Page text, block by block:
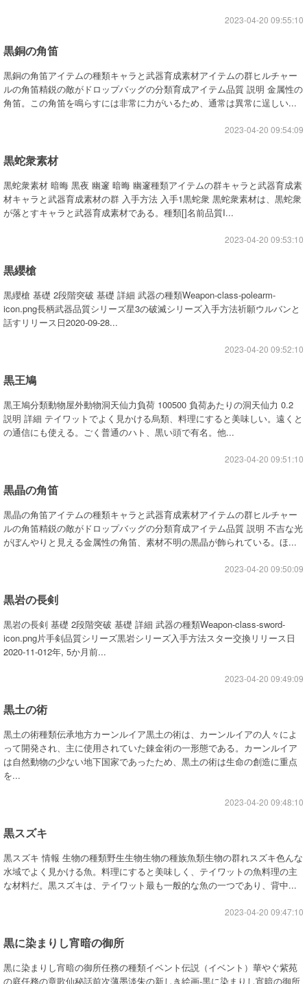
2023-04-20 09:55:10
黒銅の角笛
黒銅の角笛アイテムの種類キャラと武器育成素材アイテムの群ヒルチャー
ルの角笛精鋭の敵がドロップバッグの分類育成アイテム品質 説明 金属性の
角笛。この角笛を鳴らすには非常に力がいるため、通常は異常に逞しい...
2023-04-20 09:54:09
黒蛇衆素材
黒蛇衆素材 暗晦 黒夜 幽邃 暗晦 幽邃種類アイテムの群キャラと武器育成素
材キャラと武器育成素材の群 入手方法 入手1黒蛇衆 黒蛇衆素材は、黒蛇衆
が落とすキャラと武器育成素材である。種類[]名前品質I...
2023-04-20 09:53:10
黒纓槍
黒纓槍 基礎 2段階突破 基礎 詳細 武器の種類Weapon-class-polearm-
icon.png長柄武器品質シリーズ星3の破滅シリーズ入手方法祈願ウルバンと
話すリリース日2020-09-28...
2023-04-20 09:52:10
黒王鳩
黒王鳩分類動物屋外動物洞天仙力負荷 100500 負荷あたりの洞天仙力 0.2
説明 詳細 テイワットでよく見かける烏類、料理にすると美味しい。遠くと
の通信にも使える。ごく普通のハト、黒い頭で有名。他...
2023-04-20 09:51:10
黒晶の角笛
黒晶の角笛アイテムの種類キャラと武器育成素材アイテムの群ヒルチャー
ルの角笛精鋭の敵がドロップバッグの分類育成アイテム品質 説明 不吉な光
がぼんやりと見える金属性の角笛、素材不明の黒晶が飾られている。ほ...
2023-04-20 09:50:09
黒岩の長剣
黒岩の長剣 基礎 2段階突破 基礎 詳細 武器の種類Weapon-class-sword-
icon.png片手剣品質シリーズ黒岩シリーズ入手方法スター交換リリース日
2020-11-012年, 5か月前...
2023-04-20 09:49:09
黒土の術
黒土の術種類伝承地方カーンルイア黒土の術は、カーンルイアの人々によ
って開発され、主に使用されていた錬金術の一形態である。カーンルイア
は自然動物の少ない地下国家であったため、黒土の術は生命の創造に重点
を...
2023-04-20 09:48:10
黒スズキ
黒スズキ 情報 生物の種類野生生物生物の種族魚類生物の群れスズキ色んな
水域でよく見かける魚。料理にすると美味しく、テイワットの魚料理の主
な材料だ。黒スズキは、テイワット最も一般的な魚の一つであり、背中...
2023-04-20 09:47:10
黒に染まりし宵暗の御所
黒に染まりし宵暗の御所任務の種類イベント伝説（イベント）華やぐ紫苑
の庭任務の章歌仙秘話前次薄墨淡朱の新しき絵画-黒に染まりし宵暗の御所